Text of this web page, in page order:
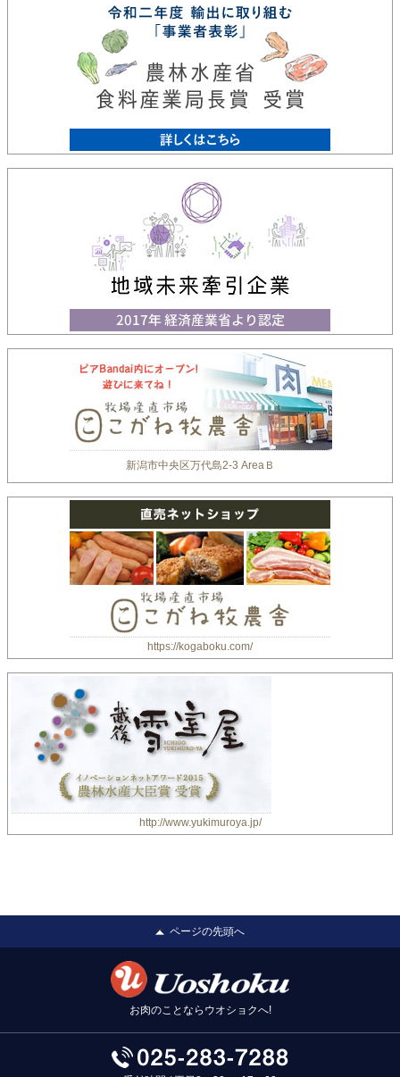
新潟市中央区万代島2-3 AreaＢ
https://kogaboku.com/
http://www.yukimuroya.jp/
ページの先頭へ
お肉のことならウオショクへ!